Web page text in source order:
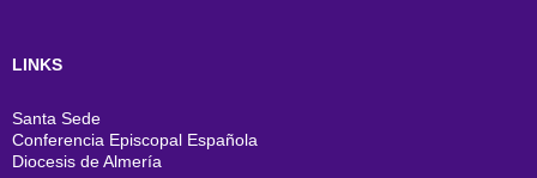
LINKS
Santa Sede
Conferencia Episcopal Española
Diocesis de Almería